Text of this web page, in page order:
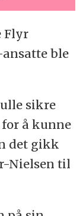
Flyr
ble
sikre
å kunne
det gikk
Nielsen til